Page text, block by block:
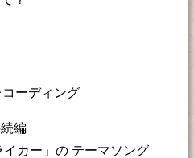
ーディング
編
カー」の テーマソング